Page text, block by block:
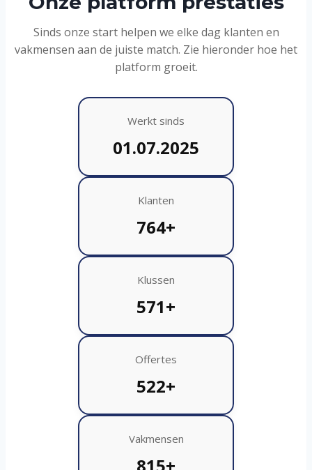
Sinds onze start helpen we elke dag klanten en
vakmensen aan de juiste match. Zie hieronder hoe het
platform groeit.
Werkt sinds
01.07.2025
Klanten
764+
Klussen
571+
Offertes
522+
Vakmensen
815+